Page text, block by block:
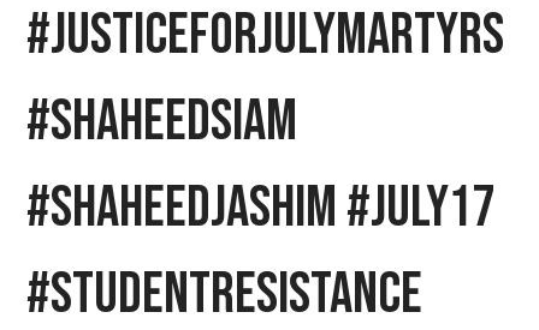
#JusticeForJulyMartyrs
#ShaheedSiam
#ShaheedJashim #July17
#StudentResistance